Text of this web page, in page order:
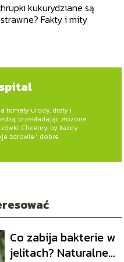
kukurydziane są
Fakty i mity
tematy urody, diety i
przekładając złożone
Chcemy, by każdy
zdrowie i dobre
Co zabija bakterie w
jelitach? Naturalne